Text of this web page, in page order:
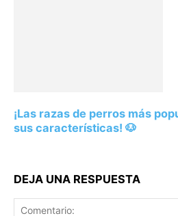
¡Las razas de perros más
sus características! 🐶
DEJA UNA RESPUESTA